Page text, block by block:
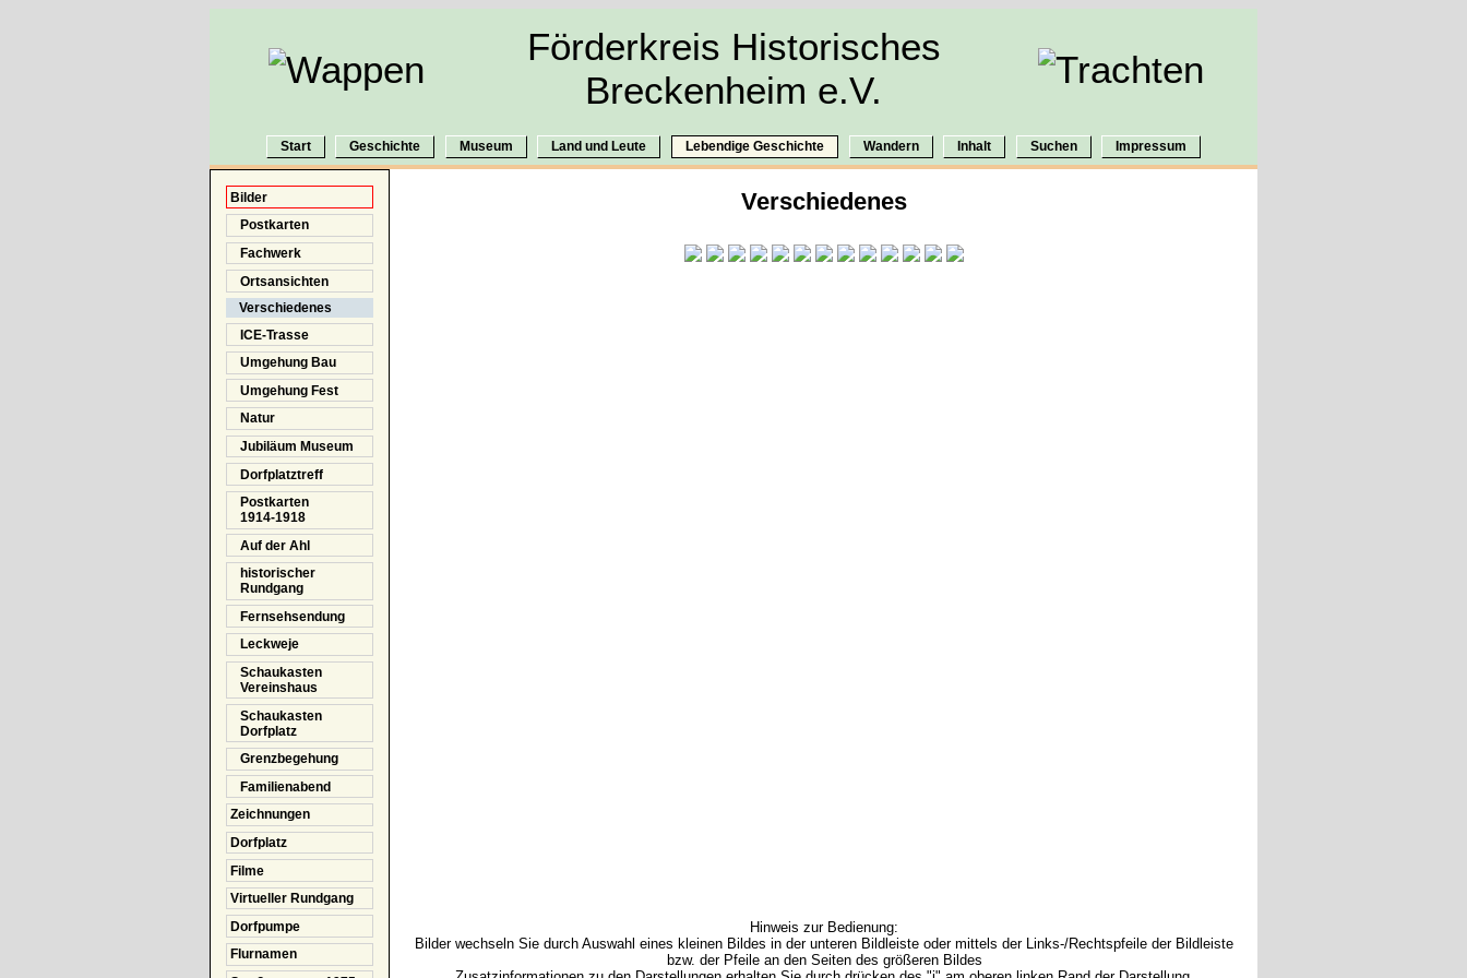
Förderkreis Historisches
Breckenheim e.V.
Start Geschichte Museum Land und Leute Lebendige Geschichte Wandern Inhalt Suchen Impressum
Bilder
Postkarten
Fachwerk
Ortsansichten
Verschiedenes
ICE-Trasse
Umgehung Bau
Umgehung Fest
Natur
Jubiläum Museum
Dorfplatztreff
Postkarten
1914-1918
Auf der Ahl
historischer
Rundgang
Fernsehsendung
Leckweje
Schaukasten
Vereinshaus
Schaukasten
Dorfplatz
Grenzbegehung
Familienabend
Zeichnungen
Dorfplatz
Filme
Virtueller Rundgang
Dorfpumpe
Flurnamen
Verschiedenes
Hinweis zur Bedienung:
Bilder wechseln Sie durch Auswahl eines kleinen Bildes in der unteren Bildleiste oder mittels der Links-/Rechtspfeile der Bildleiste
bzw. der Pfeile an den Seiten des größeren Bildes